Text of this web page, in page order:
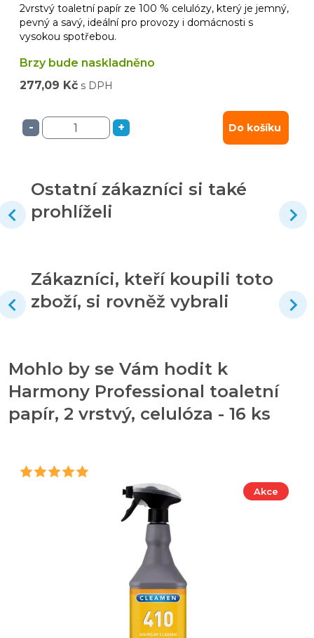
2vrstvý toaletní papír ze 100 % celulózy, který je jemný,
pevný a savý, ideální pro provozy i domácnosti s
vysokou spotřebou.
Brzy bude naskladněno
277,09 Kč s DPH
- + Do košíku
Ostatní zákazníci si také
prohlíželi
Zákazníci, kteří koupili toto
zboží, si rovněž vybrali
Mohlo by se Vám hodit k
Harmony Professional toaletní
papír, 2 vrstvý, celulóza - 16 ks
Akce